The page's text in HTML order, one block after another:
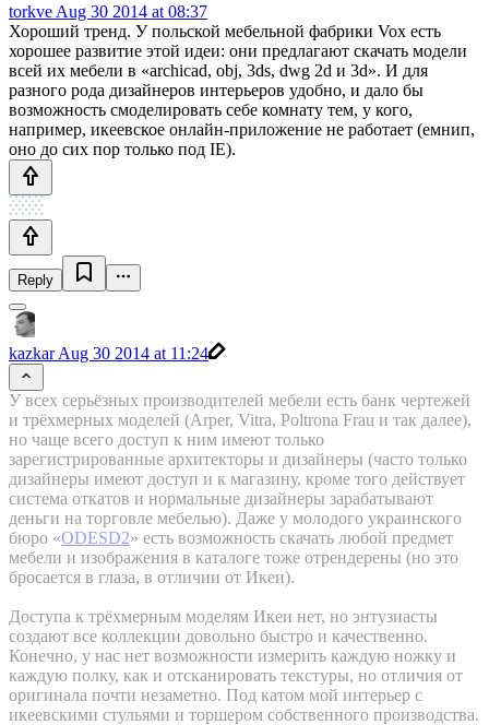
torkve Aug 30 2014 at 08:37
Хороший тренд. У польской мебельной фабрики Vox есть
хорошее развитие этой идеи: они предлагают скачать модели
всей их мебели в «archicad, obj, 3ds, dwg 2d и 3d». И для
разного рода дизайнеров интерьеров удобно, и дало бы
возможность смоделировать себе комнату тем, у кого,
например, икеевское онлайн-приложение не работает (емнип,
оно до сих пор только под IE).
Reply
kazkarAug 30 2014 at 11:24
У всех серьёзных производителей мебели есть банк чертежей
и трёхмерных моделей (Arper, Vitra, Poltrona Frau и так далее),
но чаще всего доступ к ним имеют только
зарегистрированные архитекторы и дизайнеры (часто только
дизайнеры имеют доступ и к магазину, кроме того действует
система откатов и нормальные дизайнеры зарабатывают
деньги на торговле мебелью). Даже у молодого украинского
бюро «ODESD2» есть возможность скачать любой предмет
мебели и изображения в каталоге тоже отрендерены (но это
бросается в глаза, в отличии от Икеи).
Доступа к трёхмерным моделям Икеи нет, но энтузиасты
создают все коллекции довольно быстро и качественно.
Конечно, у нас нет возможности измерить каждую ножку и
каждую полку, как и отсканировать текстуры, но отличия от
оригинала почти незаметно. Под катом мой интерьер с
икеевскими стульями и торшером собственного производства.